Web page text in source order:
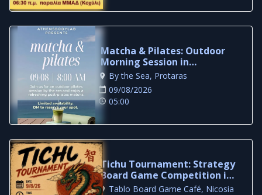
Matcha & Pilates: Outdoor
Morning Session in
Famagusta
By the Sea, Protaras
09/08/2026
05:00
Tichu Tournament: Strategy
Board Game Competition in
Nicosia
Tablo Board Game Café, Nicosia